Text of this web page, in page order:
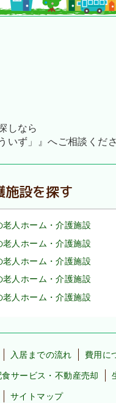
しなら
いず」』へご相談くださ
施設を探す
老人ホーム・介護施設
老人ホーム・介護施設
老人ホーム・介護施設
老人ホーム・介護施設
老人ホーム・介護施設
入居までの流れ 費用に
サービス・不動産売却
サイトマップ